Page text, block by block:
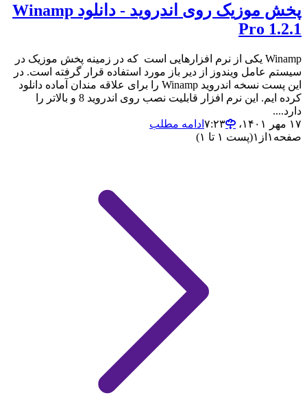
پخش موزیک روی اندروید - دانلود Winamp
Pro 1.2.1
Winamp یکی از نرم افزارهایی است که در زمینه پخش موزیک در
سیستم عامل ویندوز از دیر باز مورد استفاده قرار گرفته است. در
این پست نسخه اندروید Winamp را برای علاقه مندان آماده دانلود
کرده ایم. این نرم افزار قابلیت نصب روی اندروید 8 و بالاتر را
دارد....
۱۷ مهر ۱۴۰۱،‏ ۷:۲۳
ادامه مطلب
صفحه ۱ از ۱(پست ۱ تا ۱)